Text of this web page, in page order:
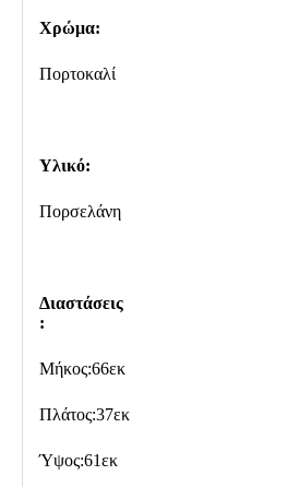
Χρώμα:
Πορτοκαλί
Υλικό:
Πορσελάνη
Διαστάσεις
:
Μήκος:66εκ
Πλάτος:37εκ
Ύψος:61εκ